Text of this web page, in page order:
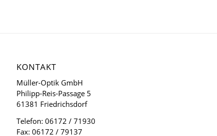
KONTAKT
Müller-Optik GmbH
Philipp-Reis-Passage 5
61381 Friedrichsdorf
Telefon: 06172 / 71930
Fax: 06172 / 79137